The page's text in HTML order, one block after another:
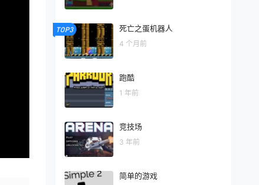
TOP3 死亡之蛋机器人
4 个月前
跑酷
1 年前
竞技场
3 年前
简单的游戏